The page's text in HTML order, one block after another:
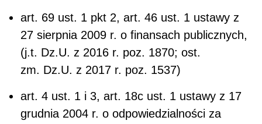
art. 69 ust. 1 pkt 2, art. 46 ust. 1 ustawy z
27 sierpnia 2009 r. o finansach publicznych,
(j.t. Dz.U. z 2016 r. poz. 1870; ost.
zm. Dz.U. z 2017 r. poz. 1537)
art. 4 ust. 1 i 3, art. 18c ust. 1 ustawy z 17
grudnia 2004 r. o odpowiedzialności za